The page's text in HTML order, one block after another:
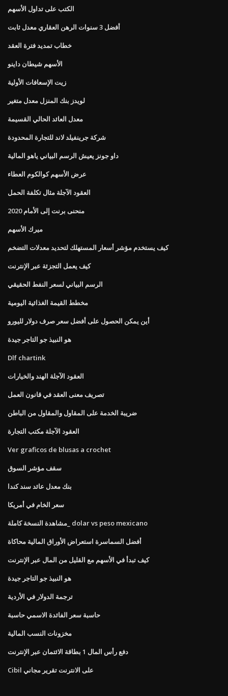
الكتب على تداول الأسهم
أفضل 3 سنوات الرهن العقاري معدل ثابت
خطاب تمديد فترة العقد
الأسهم شيطان داينو
زيت الإسعافات الأولية
لويدز بنك المنزل معدل متغير
معدل العائد الحالي القسيمة
شركة جرينفيلد لاند للتجارة المحدودة
داو جونز يعيش الرسم البياني ياهو المالية
عرض الأسهم كوالكوم العطاء
العقود الآجلة مثال تكلفة الحمل
منحنى برنت إلى الأمام 2020
ميرك الأسهم
كيف يستخدم مؤشر أسعار المستهلك لتحديد معدلات التضخم
كيف يعمل التجزئة عبر الإنترنت
الرسم البياني لسعر النفط الحقيقي
مخطط القيمة الغذائية اليومية
أين يمكن الحصول على أفضل سعر صرف دولار لليورو
هو النبيذ جو التاجر جيدة
Dlf chartink
العقود الآجلة الهند والخيارات
تصريف معنى العقد في قانون العمل
ضريبة الخدمة على المقاول والمقاول من الباطن
العقود الآجلة مكتب التجارة
Ver graficos de blusas a crochet
سقف مؤشر السوق
بنك معدل عائد سند كندا
سعر الخام في أمريكا
مشاهدة النسخة كاملة_ dolar vs peso mexicano
أفضل السماسرة استعراض الأوراق المالية محاكاة
كيف تبدأ في الأسهم مع القليل من المال عبر الإنترنت
هو النبيذ جو التاجر جيدة
ترجمة الدولار في الأردية
حاسبة سعر الفائدة الاسمي حاسبة
مخزونات النسب المالية
دفع رأس المال 1 بطاقة الائتمان عبر الإنترنت
Cibil على الانترنت تقرير مجاني